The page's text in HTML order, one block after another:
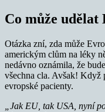
Co může udělat
Otázka zní, zda může
americkým clům na léky
nedávno oznámila, že
všechna cla. Avšak! Když
evropské pacienty.
„Jak EU, tak USA, nyní